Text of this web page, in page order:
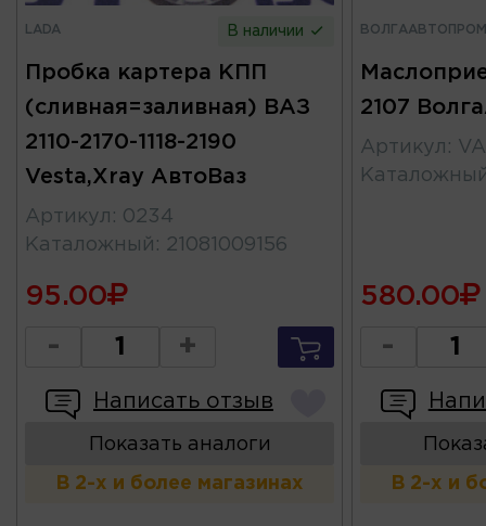
LADA В наличии
Пробка картера КПП
(сливная=заливная) ВАЗ
2110-2170-1118-2190
Vesta,Xray АвтоВаз
Артикул : 0234
Каталожный : 21081009156
95.00
- +
Написать отзыв
Показать аналоги
В 2-х и более магазинах
ВОЛГААВТОПРОМ
2107
Артикул :
580.00
-
В 2-х и